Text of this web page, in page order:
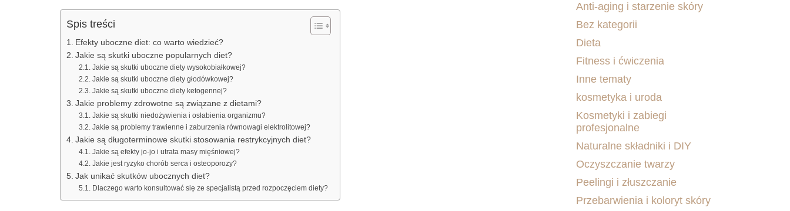
Spis treści
Efekty uboczne diet: co warto wiedzieć?
Jakie są skutki uboczne popularnych diet?
Jakie są skutki uboczne diety wysokobiałkowej?
Jakie są skutki uboczne diety głodówkowej?
Jakie są skutki uboczne diety ketogennej?
Jakie problemy zdrowotne są związane z dietami?
Jakie są skutki niedożywienia i osłabienia organizmu?
Jakie są problemy trawienne i zaburzenia równowagi elektrolitowej?
Jakie są długoterminowe skutki stosowania restrykcyjnych diet?
Jakie są efekty jo-jo i utrata masy mięśniowej?
Jakie jest ryzyko chorób serca i osteoporozy?
Jak unikać skutków ubocznych diet?
Dlaczego warto konsultować się ze specjalistą przed rozpoczęciem diety?
Anti-aging i starzenie skóry
Bez kategorii
Dieta
Fitness i ćwiczenia
Inne tematy
kosmetyka i uroda
Kosmetyki i zabiegi
profesjonalne
Naturalne składniki i DIY
Oczyszczanie twarzy
Peelingi i złuszczanie
Przebarwienia i koloryt skóry